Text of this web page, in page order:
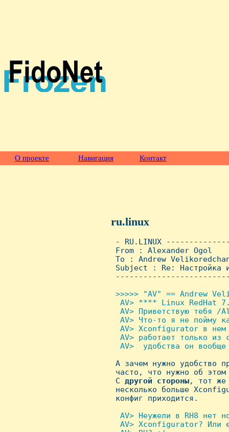
О проекте Навигация Контакт
ru.linux
- RU.LINUX
From : Alexander
To : Andrew
Subject : Re: Hастройка
>>>>> "AV" == Andrew
AV> **** Linux RedHat
AV> Приветствую тебя /
AV> Что-то я не пойму
AV> Xconfigurator в
AV> работает только из
AV>  удобства он вообще
А зачем нужно удобство
часто, что нужно об этом
С другой стороны, тот
несколько больше
конфиг приходится.
AV> Hеужели в RH8 нет
AV> Xconfigurator? Или